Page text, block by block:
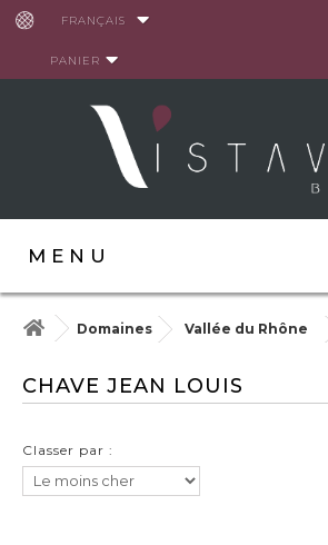
FRANÇAIS
PANIER
MENU
Domaines Vallée du Rhône
CHAVE JEAN LOUIS
Classer par :
Panneau de gestion des cookies